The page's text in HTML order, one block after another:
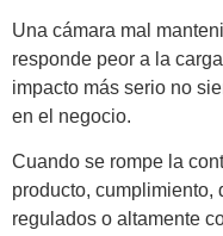
Una cámara mal
responde peor a la
impacto más serio no
en el negocio.
Cuando se rompe la
producto, cumplimiento,
regulados o altamente